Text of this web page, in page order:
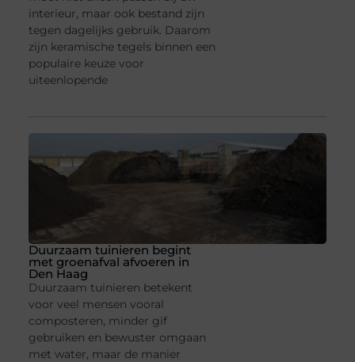
interieur, maar ook bestand zijn
tegen dagelijks gebruik. Daarom
zijn keramische tegels binnen een
populaire keuze voor
uiteenlopende
Duurzaam tuinieren begint
met groenafval afvoeren in
Den Haag
Duurzaam tuinieren betekent
voor veel mensen vooral
composteren, minder gif
gebruiken en bewuster omgaan
met water, maar de manier